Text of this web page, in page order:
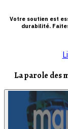
Votre soutien est
durabilité.
La parole des